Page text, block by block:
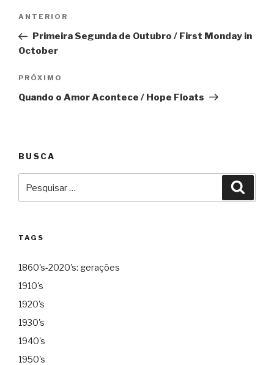
Post
Anterior
ANTERIOR
Primeira Segunda de Outubro / First Monday in
October
Próximo
PRÓXIMO
Quando o Amor Acontece / Hope Floats
BUSCA
por:
TAGS
1860's-2020's: gerações
1910's
1920's
1930's
1940's
1950's